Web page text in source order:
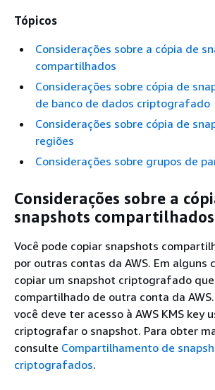
Tópicos
Considerações sobre a cópia de
compartilhados
Considerações sobre cópia de
de banco de dados criptografado
Considerações sobre cópia de
regiões
Considerações sobre grupos de
Considerações sobre a
snapshots compartilhados
Você pode copiar snapshots
por outras contas da AWS. Em alguns
copiar um snapshot criptografado
compartilhado de outra conta da
você deve ter acesso à AWS KMS key
criptografar o snapshot. Para obter
consulte Compartilhamento de
criptografados.